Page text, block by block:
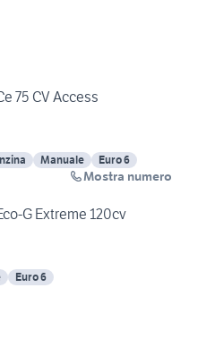
75 CV Access
Manuale
Euro 6
Mostra numero
G Extreme 120cv
Euro 6